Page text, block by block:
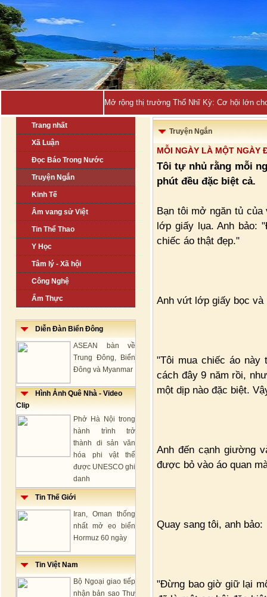
Mở rộng thị trường Thổ Nhĩ Kỳ: Cơ hội lớn
Trang nhất
Xã Luận
Đọc Báo Trong Nước
Truyện Ngắn
Kinh Tế
Âm vang sử Việt
Tin Thể Thao
Y Học
Tâm lý - Xã hội
Công Nghệ
Ẩm Thực
Diễn Đàn Biển Đông
ASEAN bàn về
Trung Đông, Biển
Đông và Myanmar
Hình Ảnh Quê Nhà - Video
Clip
Phở Hà Nội trong
hành trình trở
thành di sản văn
hóa phi vật thể
được UNESCO ghi
danh
Tin Thế Giới
Iran, Oman thống
nhất mở eo biển
Hormuz 60 ngày
Tin Việt Nam
Bộ Ngoại giao tiếp
nhận bản sao Thư
Truyện Ngắn
MỖI NGÀY LÀ MỘT NGÀY
Tôi tự nhủ rằng mỗi
phút đều đặc biệt cả.
Bạn tôi mở ngăn tủ
lớp giấy lụa. Anh bảo:
chiếc áo thật đẹp."
Anh vứt lớp giấy bọc và
"Tôi mua chiếc áo này
cách đây 9 năm rồi,
một dịp nào đặc biệt.
Anh đến cạnh giường
được bỏ vào áo quan
Quay sang tôi, anh bảo:
"Đừng bao giờ giữ lại